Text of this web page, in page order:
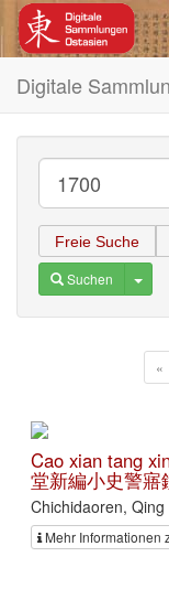
Digitale
Freie Suche
Suchen
«
Cao xian tang
堂新編小史警寤
Chichidaoren,
Mehr Informationen